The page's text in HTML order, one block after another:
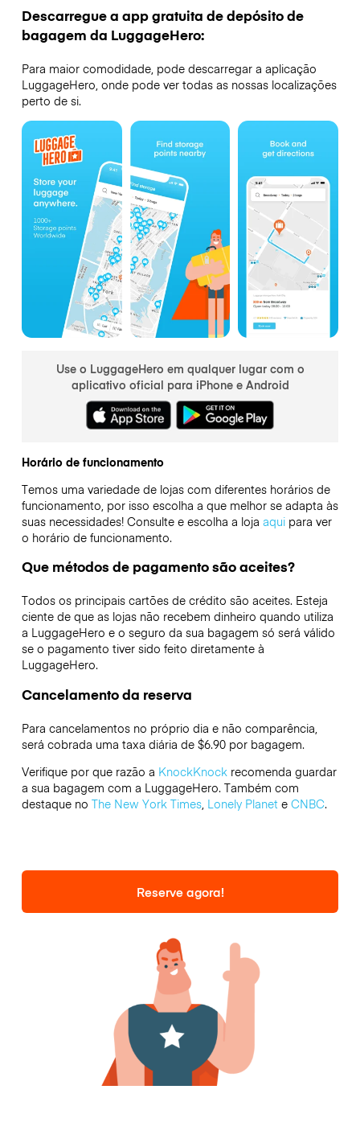
Descarregue a app gratuita de depósito de
bagagem da LuggageHero:
Para maior comodidade, pode descarregar a aplicação
LuggageHero, onde pode ver todas as nossas localizações
perto de si.
Use o LuggageHero em qualquer lugar com o
aplicativo oficial para iPhone e Android
Horário de funcionamento
Temos uma variedade de lojas com diferentes horários de
funcionamento, por isso escolha a que melhor se adapta às
suas necessidades! Consulte e escolha a loja aquipara ver
o horário de funcionamento.
Que métodos de pagamento são aceites?
Todos os principais cartões de crédito são aceites. Esteja
ciente de que as lojas não recebem dinheiro quando utiliza
a LuggageHero e o seguro da sua bagagem só será válido
se o pagamento tiver sido feito diretamente à
LuggageHero.
Cancelamento da reserva
Para cancelamentos no próprio dia e não comparência,
será cobrada uma taxa diária de $6.90 por bagagem.
Verifique por que razão a KnockKnockrecomenda guardar
a sua bagagem com a LuggageHero. Também com
destaque no The New York Times, Lonely Planete CNBC.
Reserve agora!